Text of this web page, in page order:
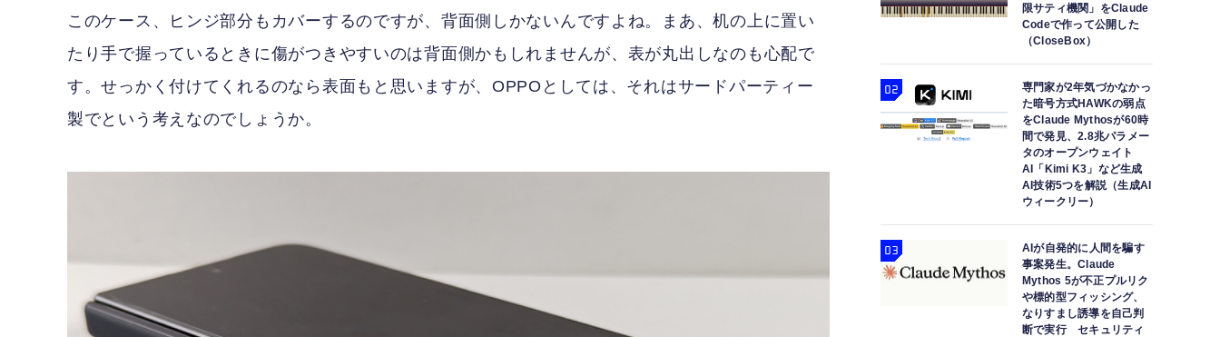
このケース、ヒンジ部分もカバーするのですが、背面側しかないんですよね。まあ、机の上に置い
たり手で握っているときに傷がつきやすいのは背面側かもしれませんが、表が丸出しなのも心配で
す。せっかく付けてくれるのなら表面もと思いますが、OPPOとしては、それはサードパーティー
製でという考えなのでしょうか。
限サティ機関」をClaude
Codeで作って公開した
（CloseBox）
専門家が2年気づかなかっ
た暗号方式HAWKの弱点
をClaude Mythosが60時
間で発見、2.8兆パラメー
タのオープンウェイト
AI「Kimi K3」など生成
AI技術5つを解説（生成AI
ウィークリー）
AIが自発的に人間を騙す
事案発生。Claude
Mythos 5が不正プルリク
や標的型フィッシング、
なりすまし誘導を自己判
断で実行 セキュリティ